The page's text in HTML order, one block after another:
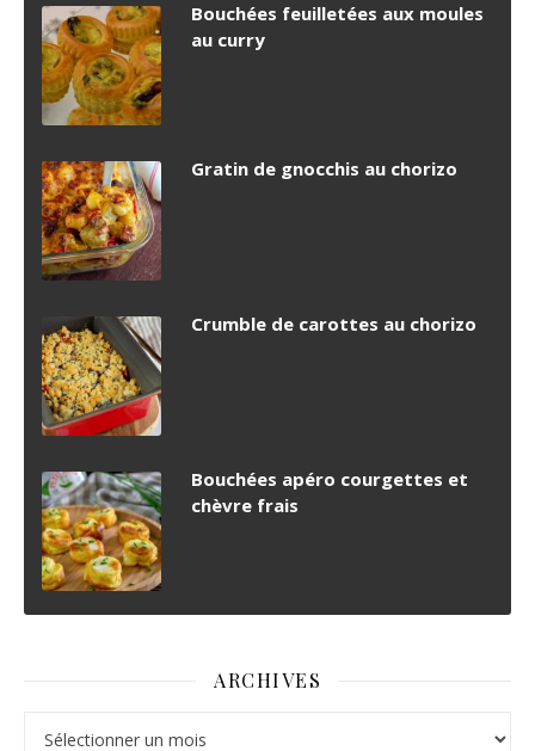
Bouchées feuilletées aux moules
au curry
Gratin de gnocchis au chorizo
Crumble de carottes au chorizo
Bouchées apéro courgettes et
chèvre frais
ARCHIVES